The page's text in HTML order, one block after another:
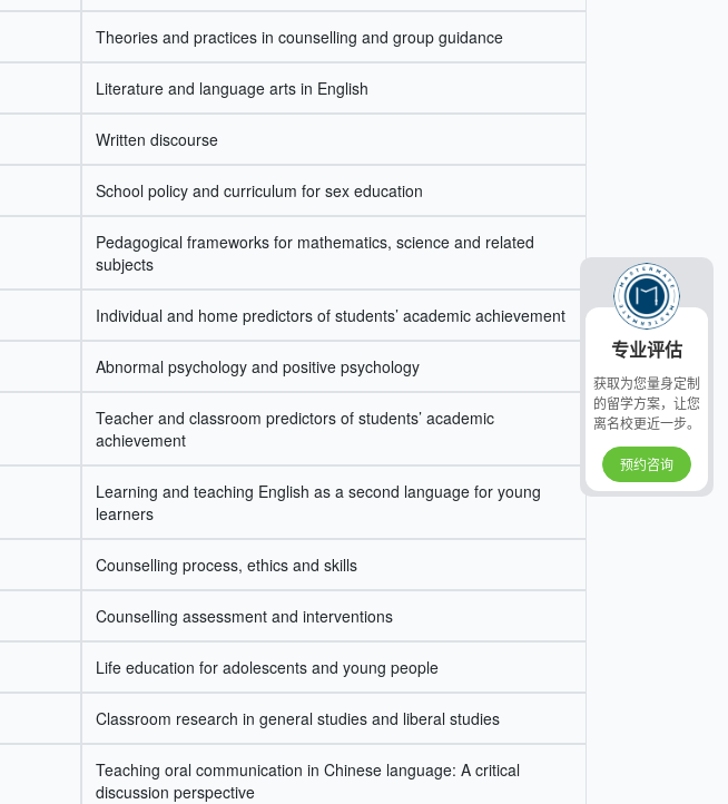
专业评估
获取为您量身定制
的留学方案，让您
离名校更近一步。
预约咨询
Theories and practices in counselling and group guidance
Literature and language arts in English
Written discourse
School policy and curriculum for sex education
Pedagogical frameworks for mathematics, science and related
subjects
Individual and home predictors of students’ academic achievement
Abnormal psychology and positive psychology
Teacher and classroom predictors of students’ academic
achievement
Learning and teaching English as a second language for young
learners
Counselling process, ethics and skills
Counselling assessment and interventions
Life education for adolescents and young people
Classroom research in general studies and liberal studies
Teaching oral communication in Chinese language: A critical
discussion perspective